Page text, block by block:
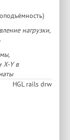
нагрузки,
X-Y в